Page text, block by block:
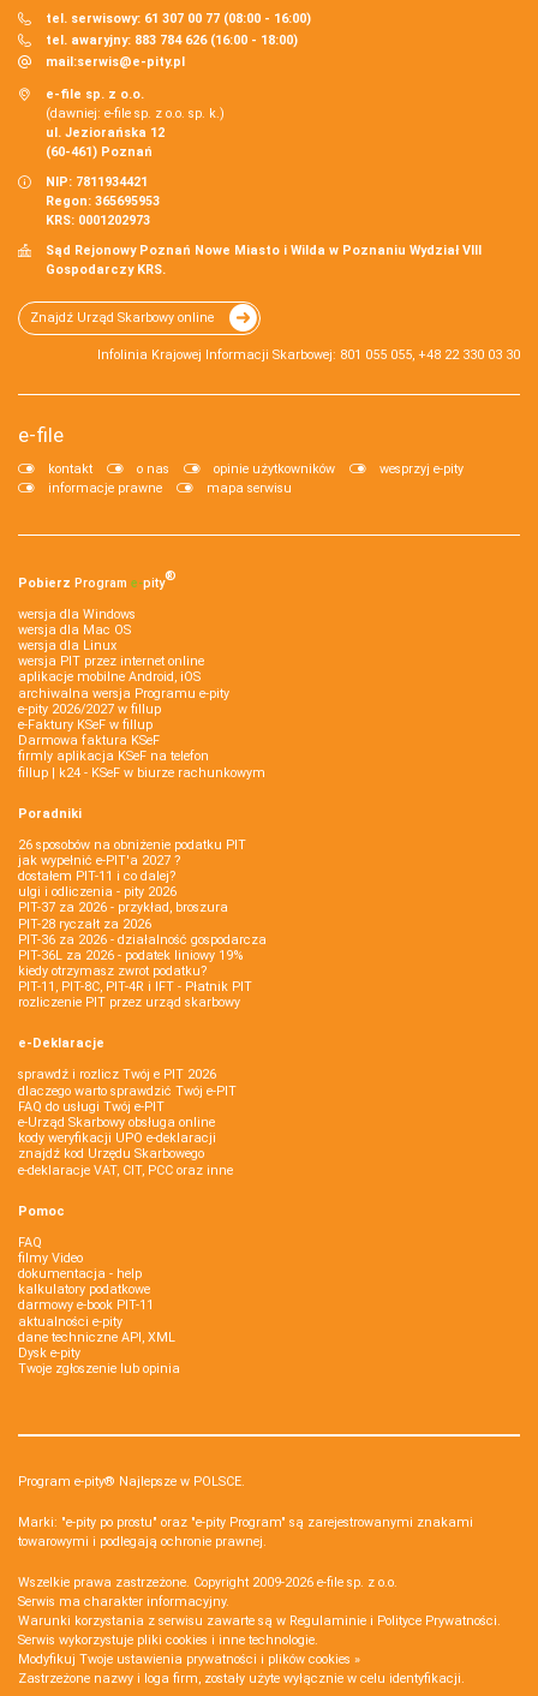
tel. serwisowy: 61 307 00 77 (08:00 - 16:00)
tel. awaryjny: 883 784 626 (16:00 - 18:00)
mail:serwis@e-pity.pl
e-file sp. z o.o.
(dawniej: e-file sp. z o.o. sp. k.)
ul. Jeziorańska 12
(60-461) Poznań
NIP: 7811934421
Regon: 365695953
KRS: 0001202973
Sąd Rejonowy Poznań Nowe Miasto i Wilda w Poznaniu Wydział VIII
Gospodarczy KRS.
Znajdź Urząd Skarbowy online
Infolinia Krajowej Informacji Skarbowej: 801 055 055, +48 22 330 03 30
e-file
kontakt o nas opinie użytkowników
wesprzyj e-pity
informacje prawne
mapa serwisu
Pobierz Program e‑pity®
wersja dla Windows
wersja dla Mac OS
wersja dla Linux
wersja PIT przez internet online
aplikacje mobilne Android, iOS
archiwalna wersja Programu e-pity
e-pity 2026/2027 w fillup
e‑Faktury KSeF w fillup
Darmowa faktura KSeF
firmly aplikacja KSeF na telefon
fillup | k24 - KSeF w biurze rachunkowym
Poradniki
26 sposobów na obniżenie podatku PIT
jak wypełnić e-PIT'a 2027 ?
dostałem PIT-11 i co dalej?
ulgi i odliczenia - pity 2026
PIT-37 za 2026 - przykład, broszura
PIT-28 ryczałt za 2026
PIT-36 za 2026 - działalność gospodarcza
PIT-36L za 2026 - podatek liniowy 19%
kiedy otrzymasz zwrot podatku?
PIT-11, PIT-8C, PIT-4R i IFT - Płatnik PIT
rozliczenie PIT przez urząd skarbowy
e-Deklaracje
sprawdź i rozlicz Twój e PIT 2026
dlaczego warto sprawdzić Twój e-PIT
FAQ do usługi Twój e-PIT
e-Urząd Skarbowy obsługa online
kody weryfikacji UPO e-deklaracji
znajdź kod Urzędu Skarbowego
e-deklaracje VAT, CIT, PCC oraz inne
Pomoc
FAQ
filmy Video
dokumentacja - help
kalkulatory podatkowe
darmowy e-book PIT-11
aktualności e-pity
dane techniczne API, XML
Dysk e-pity
Twoje zgłoszenie lub opinia
Program e-pity® Najlepsze w POLSCE.
Marki: "e-pity po prostu" oraz "e-pity Program" są zarejestrowanymi znakami
towarowymi i podlegają ochronie prawnej.
Wszelkie prawa zastrzeżone. Copyright 2009-2026 e-file sp. z o.o.
Serwis ma charakter informacyjny.
Warunki korzystania z serwisu zawarte są w Regulaminie i Polityce Prywatności.
Serwis wykorzystuje pliki cookies i inne technologie.
Modyfikuj Twoje ustawienia prywatności i plików cookies »
Zastrzeżone nazwy i loga firm, zostały użyte wyłącznie w celu identyfikacji.